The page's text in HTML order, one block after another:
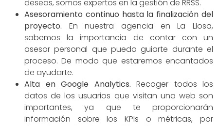
deseas, somos expertos en la gestión de RRSS.
Asesoramiento continuo hasta la finalización del
proyecto. En nuestra agencia en La Llosa,
sabemos la importancia de contar con un
asesor personal que pueda guiarte durante el
proceso. De modo que estaremos encantados
de ayudarte.
Alta en Google Analytics. Recoger todos los
datos de los usuarios que visitan una web son
importantes, ya que te proporcionarán
información sobre los KPIs o métricas, por